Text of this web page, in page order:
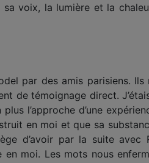
sa voix, la lumière et la
par des amis parisiens. Ils
de témoignage direct.
l’approche d’une
en moi et que sa
d’avoir par la suite
en moi. Les mots nous